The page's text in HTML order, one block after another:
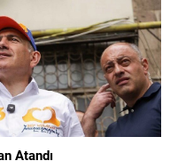
Atandı